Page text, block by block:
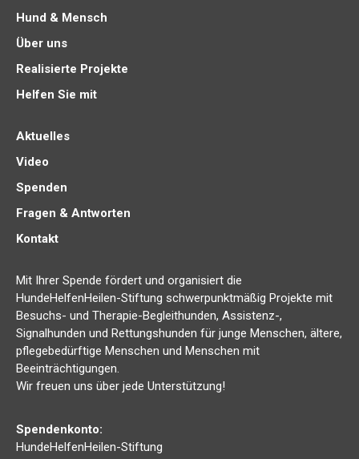
Hund & Mensch
Über uns
Realisierte Projekte
Helfen Sie mit
Aktuelles
Video
Spenden
Fragen & Antworten
Kontakt
Mit Ihrer Spende fördert und organisiert die
HundeHelfenHeilen-Stiftung schwerpunktmäßig Projekte mit
Besuchs- und Therapie-Begleithunden, Assistenz-,
Signalhunden und Rettungshunden für junge Menschen, ältere,
pflegebedürftige Menschen und Menschen mit
Beeinträchtigungen.
Wir freuen uns über jede Unterstützung!
Spendenkonto:
HundeHelfenHeilen-Stiftung